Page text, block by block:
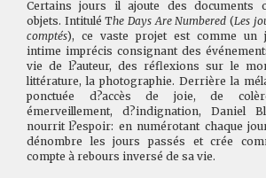
Certains jours il ajoute des documents
objets. Intitulé The Days Are Numbered (Les
comptés), ce vaste projet est comme un
intime imprécis consignant des
vie de l?auteur, des réflexions sur le
littérature, la photographie. Derrière la
ponctuée d?accès de joie, de
émerveillement, d?indignation, Daniel
nourrit l?espoir: en numérotant chaque
dénombre les jours passés et crée
compte à rebours inversé de sa vie.